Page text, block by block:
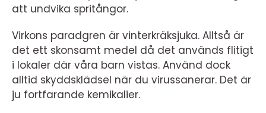
att undvika spritångor.
Virkons paradgren är vinterkräksjuka. Alltså är
det ett skonsamt medel då det används flitigt
i lokaler där våra barn vistas. Använd dock
alltid skyddsklädsel när du virussanerar. Det är
ju fortfarande kemikalier.